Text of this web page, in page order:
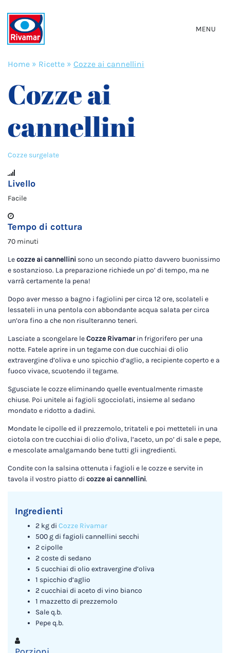
MENU
Home » Ricette » Cozze ai cannellini
Cozze ai
cannellini
Cozze surgelate
Livello
Facile
Tempo di cottura
70 minuti
Lecozze ai cannellini sono un secondo piatto davvero buonissimo
e sostanzioso. La preparazione richiede un po’ di tempo, ma ne
varrà certamente la pena!
Dopo aver messo a bagno i fagiolini per circa 12 ore, scolateli e
lessateli in una pentola con abbondante acqua salata per circa
un’ora fino a che non risulteranno teneri.
Lasciate a scongelare leCozze Rivamarin frigorifero per una
notte. Fatele aprire in un tegame con due cucchiai di olio
extravergine d’oliva e uno spicchio d’aglio, a recipiente coperto e a
fuoco vivace, scuotendo il tegame.
Sgusciate le cozze eliminando quelle eventualmente rimaste
chiuse. Poi unitele ai fagioli sgocciolati, insieme al sedano
mondato e ridotto a dadini.
Mondate le cipolle ed il prezzemolo, tritateli e poi metteteli in una
ciotola con tre cucchiai di olio d’oliva, l’aceto, un po’ di sale e pepe,
e mescolate amalgamando bene tutti gli ingredienti.
Condite con la salsina ottenuta i fagioli e le cozze e servite in
tavola il vostro piatto di cozze ai cannellini.
Ingredienti
2 kg di Cozze Rivamar
500 g di fagioli cannellini secchi
2 cipolle
2 coste di sedano
5 cucchiai di olio extravergine d’oliva
1 spicchio d’aglio
2 cucchiai di aceto di vino bianco
1 mazzetto di prezzemolo
Sale q.b.
Pepe q.b.